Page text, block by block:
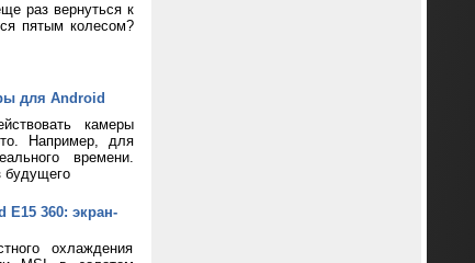
раз вернуться к
пятым колесом?
для Android
камеры
Например, для
времени.
будущего
360: экран-
охлаждения